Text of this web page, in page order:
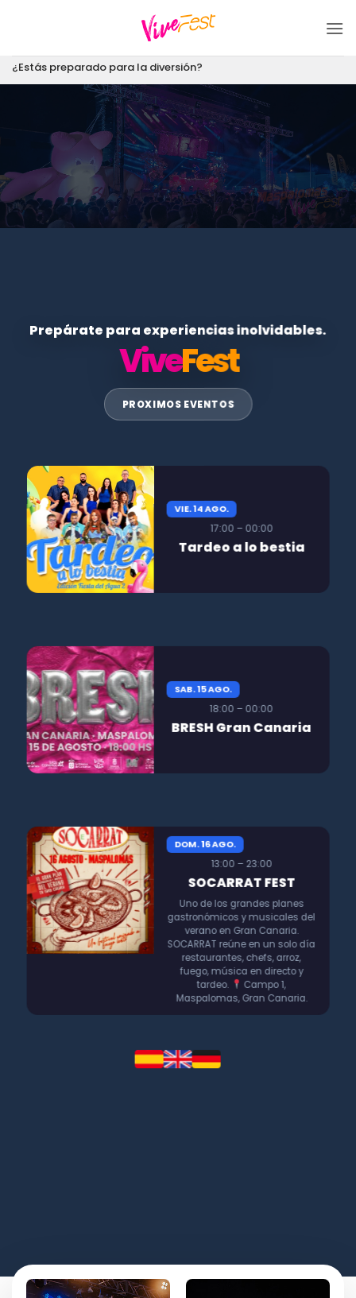
¿Estás preparado para la diversión?
Prepárate para experiencias inolvidables.
ViveFest
PROXIMOS EVENTOS
VIE. 14 AGO.
17:00 – 00:00
Tardeo a lo bestia
SAB. 15 AGO.
18:00 – 00:00
BRESH Gran Canaria
DOM. 16 AGO.
13:00 – 23:00
SOCARRAT FEST
Uno de los grandes planes
gastronómicos y musicales del
verano en Gran Canaria.
SOCARRAT reúne en un solo día
restaurantes, chefs, arroz,
fuego, música en directo y
tardeo.
Campo 1,
Maspalomas, Gran Canaria.